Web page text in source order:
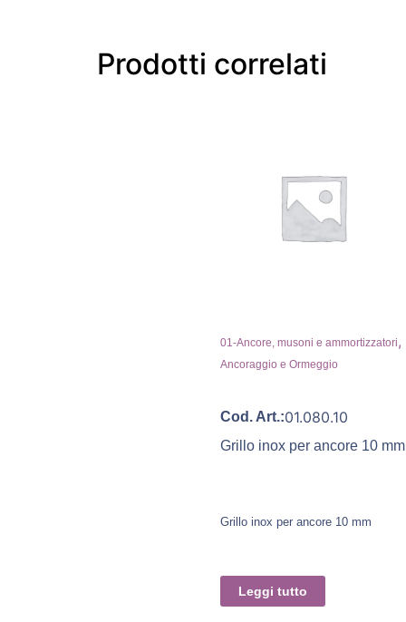
Prodotti correlati
01-Ancore, musoni e ammortizzatori,
Ancoraggio e Ormeggio
Cod. Art.:01.080.10
Grillo inox per ancore 10 mm
Grillo inox per ancore 10 mm
Leggi tutto